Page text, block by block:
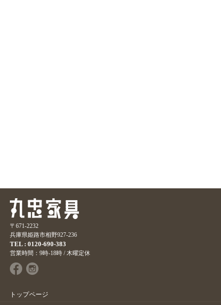
〒671-2232
兵庫県姫路市相野927-236
TEL : 0120-690-383
営業時間：9時-18時 / 木曜定休
トップページ